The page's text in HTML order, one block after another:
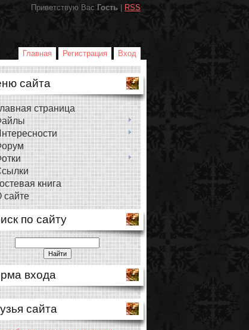
Приветствую Вас Гость RSS
Главная Регистрация Вход
сайта
страница
книга
сайте
по сайту
входа
сайта